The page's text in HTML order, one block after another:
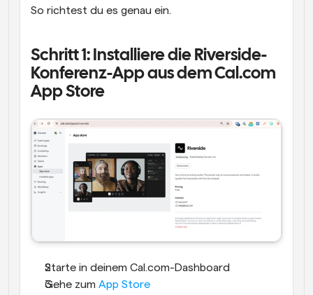
So richtest du es genau ein.
Schritt 1: Installiere die Riverside-
Konferenz-App aus dem Cal.com
App Store
Starte in deinem Cal.com-Dashboard
Gehe zum App Store